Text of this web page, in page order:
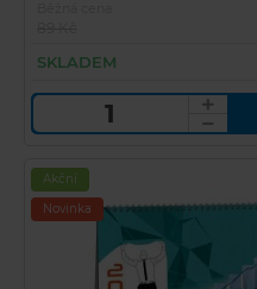
SKLADEM
Akční
Novinka